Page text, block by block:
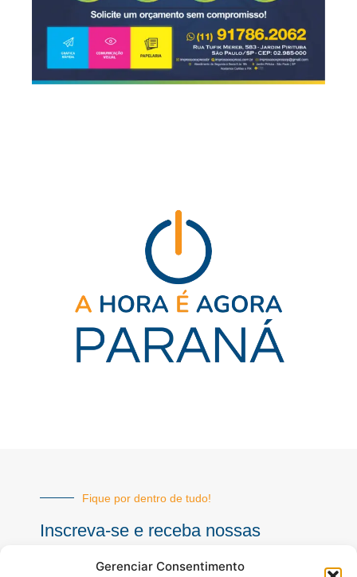
Gerenciar Consentimento
Fique por dentro de tudo!
Inscreva-se e receba nossas